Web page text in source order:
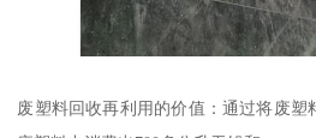
废塑料回收再利用的价值：通过将废塑